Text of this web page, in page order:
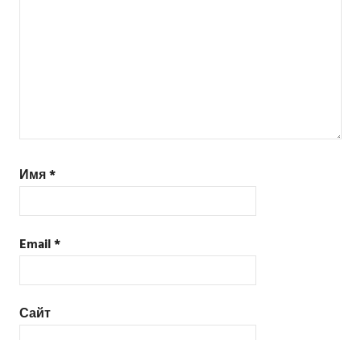
Имя*
Email*
Сайт